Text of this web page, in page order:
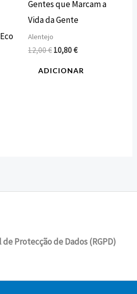
Gentes que Marcam a
Vida da Gente
Alentejo
12,00€ 10,80€
ADICIONAR
Protecção de Dados (RGPD)